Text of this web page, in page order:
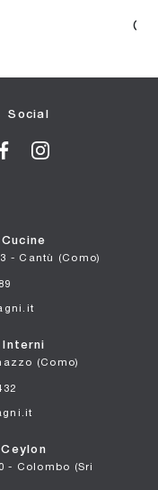
Social
- Cantù (Como)
Interni
(Como)
- Colombo (Sri